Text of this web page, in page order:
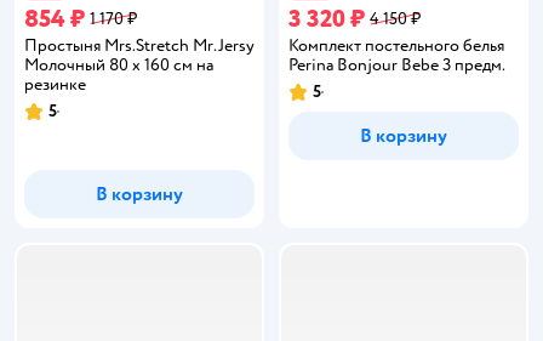
854 ₽ 1 170 ₽
Простыня Mrs.Stretch Mr.Jersy
Молочный 80 x 160 см на
резинке
Рейтинг:
5
В корзину
3 320 ₽ 4 150 ₽
Комплект постельного белья
Perina Bonjour Bebe 3 предм.
Рейтинг:
5
В корзину